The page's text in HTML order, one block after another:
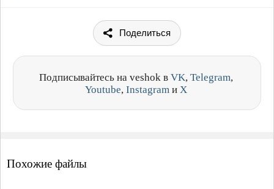
Поделиться
Подписывайтесь на veshok в VK, Telegram,
Youtube, Instagram и X
Похожие файлы